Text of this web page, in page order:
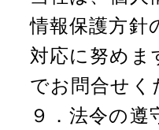
情報保護方針
対応に努めま
でお問合せく
９．法令の遵